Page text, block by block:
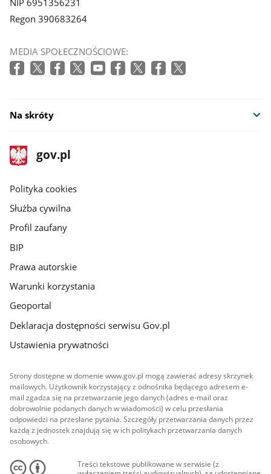
Regon 390683264
MEDIA SPOŁECZNOŚCIOWE:
Na skróty
stopka
gov.pl
Strona
gov.pl
gov.pl
Polityka cookies
Służba cywilna
Profil zaufany
BIP
Prawa autorskie
Warunki korzystania
Geoportal
Deklaracja dostępności serwisu Gov.pl
Ustawienia prywatności
Strony dostępne w domenie www.gov.pl mogą zawierać adresy skrzynek
mailowych. Użytkownik korzystający z odnośnika będącego adresem e-
mail zgadza się na przetwarzanie jego danych (adres e-mail oraz
dobrowolnie podanych danych w wiadomości) w celu przesłania
odpowiedzi na przesłane pytania. Szczegóły przetwarzania danych przez
każdą z jednostek znajdują się w ich politykach przetwarzania danych
osobowych.
Treści tekstowe publikowane w serwisie (z